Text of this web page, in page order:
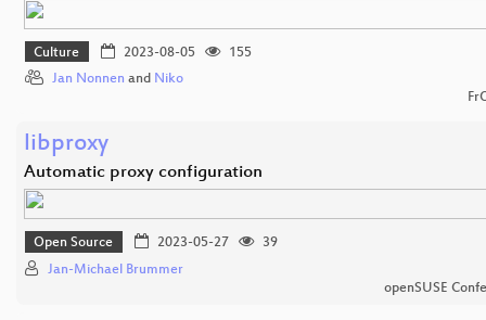
Culture 2023-08-05
155
Jan Nonnen and Niko
libproxy
Automatic proxy configuration
Open Source 2023-05-27
39
Jan-Michael Brummer
openSUSE